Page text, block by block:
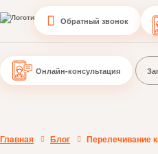
Обратный звонок
Онлайн-консультация
Главная Блог Перелечивание